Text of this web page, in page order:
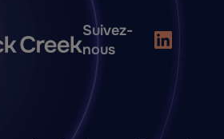
Suivez-
nous